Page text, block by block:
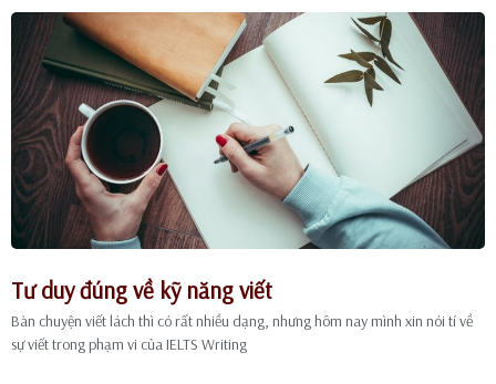
Tư duy đúng về kỹ năng viết
Bàn chuyện viết lách thì có rất nhiều dạng, nhưng hôm nay mình xin nói tí về
sự viết trong phạm vi của IELTS Writing